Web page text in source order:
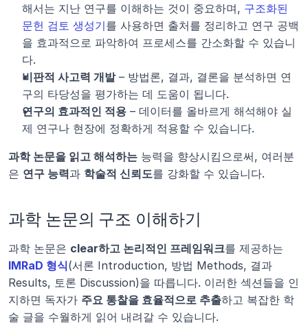
해서는 지난 연구를 이해하는 것이 중요하며, 구조화된
문헌 검토 생성기를 사용하면 출처를 정리하고 연구 공백
을 효과적으로 파악하여 프로세스를 간소화할 수 있습니
다.
비판적 사고력 개발 – 방법론, 결과, 결론을 분석하면 연
구의 타당성을 평가하는 데 도움이 됩니다.
연구의 효과적인 적용 – 데이터를 올바르게 해석해야 실
제 연구나 현장에 정확하게 적용할 수 있습니다.
과학 논문을 읽고 해석하는 능력을 향상시킴으로써, 여러분
은 연구 능력과 학술적 신뢰도를 강화할 수 있습니다.
과학 논문의 구조 이해하기
과학 논문은 clear하고 논리적인 프레임워크
IMRaD 형식(서론 Introduction, 방법 Methods, 결과
Results, 토론 Discussion)을 따릅니다. 이러한 섹션들을 인
지하면 독자가 주요 통찰을 효율적으로 추출하고 복잡한 학
술 글을 수월하게 읽어 내려갈 수 있습니다.